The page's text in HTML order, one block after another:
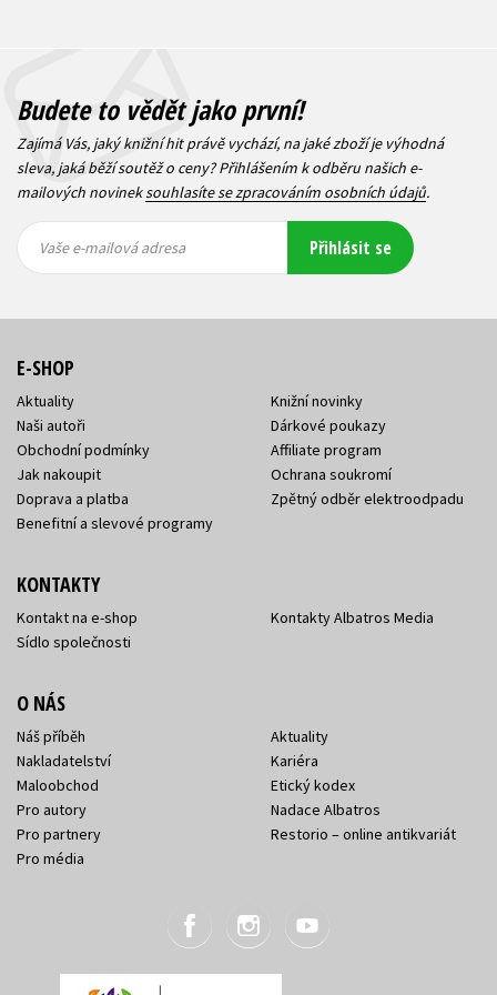
Budete to vědět jako první!
Zajímá Vás, jaký knižní hit právě vychází, na jaké zboží je výhodná
sleva, jaká běží soutěž o ceny? Přihlášením k odběru našich e-
mailových novineksouhlasíte se zpracováním osobních údajů.
mailová
mailová
Vaše e-mailová adresa Přihlásit se
E-SHOP
Aktuality
Naši autoři
Obchodní podmínky
Jak nakoupit
Doprava a platba
Benefitní a slevové programy
Knižní novinky
Dárkové poukazy
Affiliate program
Ochrana soukromí
Zpětný odběr elektroodpadu
KONTAKTY
Kontakt na e-shop
Sídlo společnosti
Kontakty Albatros Media
O NÁS
Náš příběh
Nakladatelství
Maloobchod
Pro autory
Pro partnery
Pro média
Aktuality
Kariéra
Etický kodex
Nadace Albatros
Restorio – online antikvariát